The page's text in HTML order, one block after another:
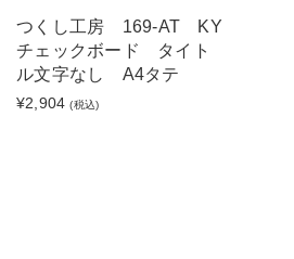
つくし工房 169-AT KY
チェックボード タイト
ル文字なし A4タテ
¥2,904 (税込)